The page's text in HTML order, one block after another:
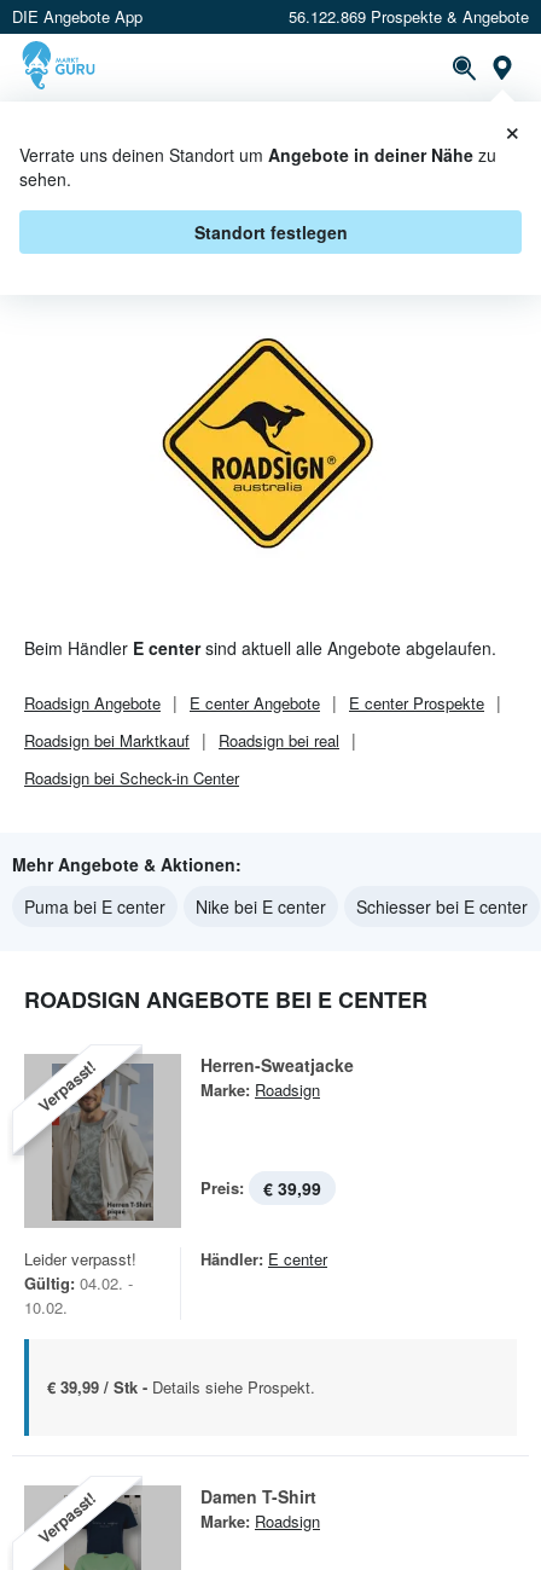
DIE Angebote App 56.122.869 Prospekte & Angebote
Verrate uns deinen Standort um Angebote in deiner Nähe zu
sehen.
Standort festlegen
×
ROADSIGN BEI E CENTER -
ANGEBOTE & AKTIONEN
Beim Händler E centersind aktuell alle Angebote abgelaufen.
Roadsign Angebote E centerAngebote E centerProspekte
Roadsign bei Marktkauf
Roadsign bei real
Roadsign bei Scheck-in Center
Mehr Angebote & Aktionen:
Puma bei E center
Nike bei E center Schiesser bei E center
ROADSIGN ANGEBOTE BEI E CENTER
Verpasst! Herren-Sweatjacke
Marke: Roadsign
Preis: € 39,99
Leider verpasst!
Gültig: 04.02. -
10.02.
Händler: E center
€ 39,99 / Stk - Details siehe Prospekt.
Verpasst! Damen T-Shirt
Marke: Roadsign